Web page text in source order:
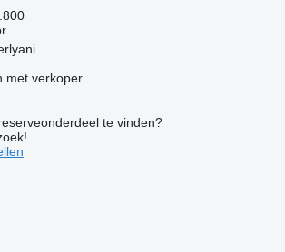
met verkoper
te vinden?